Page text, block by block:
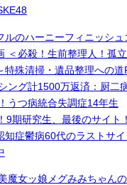
ルのハーニーフィニッシュ
＜必殺！生前整理人！孤
特殊清掃・遺品整理への道
ング計1500万返済：厨二
うつ病統合失調症14年生
9期研究生、最後のサイト
知症鬱病60代のラストサイ
魔女ッ娘メグみみちゃん